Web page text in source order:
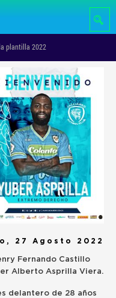
plantilla 2022
27 Agosto 2022
Fernando Castillo
Alberto Asprilla Viera.
delantero de 28 años